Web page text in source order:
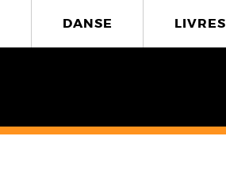
DANSE LIVRES